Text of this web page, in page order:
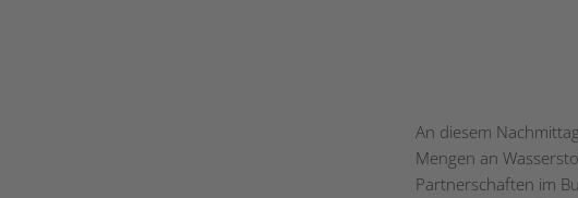
An diesem
Mengen an
Partnerschaften im